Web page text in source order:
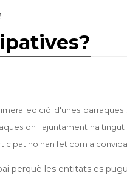
edició d'unes
on l'ajuntament ha
ho han fet com a
perquè les entitats es